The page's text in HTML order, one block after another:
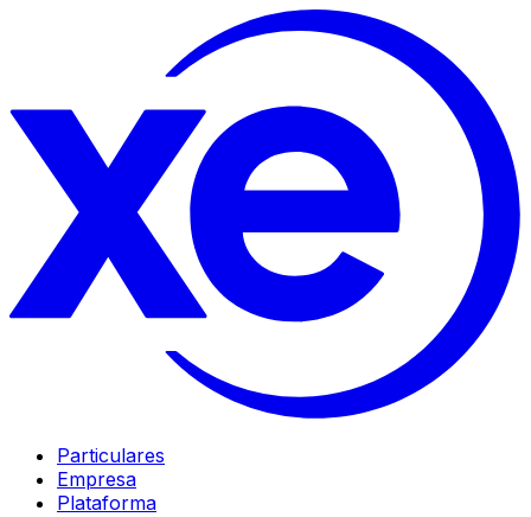
Particulares
Empresa
Plataforma